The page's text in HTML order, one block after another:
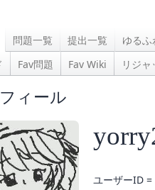
問題一覧 提出一覧
ゆる
Fav問題 Fav Wiki リジ
ィール
ユーザーID